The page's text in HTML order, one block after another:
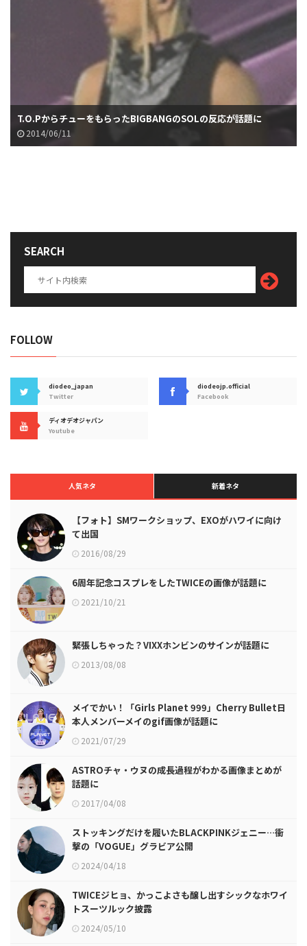
T.O.PからチューをもらったBIGBANGのSOLの反応が話題に
2014/06/11
SEARCH
FOLLOW
diodeo_japan
Twitter
diodeojp.official
Facebook
ディオデオジャパン
Youtube
人気ネタ 新着ネタ
【フォト】SMワークショップ、EXOがハワイに向け
て出国
2016/08/29
6周年記念コスプレをしたTWICEの画像が話題に
2021/10/21
緊張しちゃった？VIXXホンビンのサインが話題に
2013/08/08
メイでかい！「Girls Planet 999」Cherry Bullet日
本人メンバーメイのgif画像が話題に
2021/07/29
ASTROチャ・ウヌの成長過程がわかる画像まとめが
話題に
2017/04/08
ストッキングだけを履いたBLACKPINKジェニー…衝
撃の「VOGUE」グラビア公開
2024/04/18
TWICEジヒョ、かっこよさも醸し出すシックなホワイ
トスーツルック披露
2024/05/10